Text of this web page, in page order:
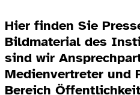
Hier finden Sie
Bildmaterial des
sind wir
Medienvertreter und
Bereich